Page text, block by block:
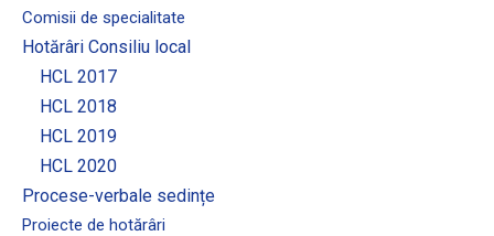
Comisii de specialitate
Hotărâri Consiliu local
HCL 2017
HCL 2018
HCL 2019
HCL 2020
Procese-verbale sedințe
Proiecte de hotărâri